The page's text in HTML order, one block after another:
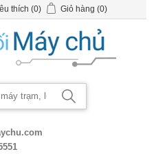
thích (0) Giỏ hàng (0)